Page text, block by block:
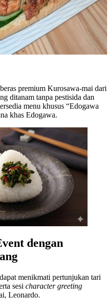
premium Kurosawa-mai dari
ditanam tanpa pestisida dan
menu khusus “Edogawa
khas Edogawa.
dengan
menikmati pertunjukan tari
sesi character greeting
Leonardo.